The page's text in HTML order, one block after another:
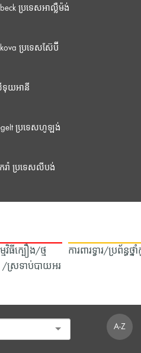
ប្រទេសអាល្លឺម៉ង់
ប្រទេសស៊ែប៊ី
ទុយអានី
ប្រទេសហូឡង់
ករ៉ា ប្រទេសលីបង់
មវិធីក្បឿង/ថ្ម
/ស្រទាប់បាយអរ
ការពារទ្វារ/ប្រព័ន្ធថ្ន
A-Z